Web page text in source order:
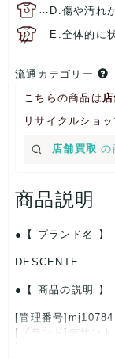
… D.傷や汚れ
… E.全体的に
流通カテゴリー
こちらの商品は
リサイクルショ
店舗買取 の
商品説明
【 ブランド名 】
DESCENTE
【 商品の説明 】
[管理番号]mj10784
[ブランド]デサント